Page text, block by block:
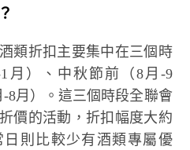
類折扣主要集中在三個時
月）、中秋節前（8月-9
8月）。這三個時段全聯會
價的活動，折扣幅度大約
日則比較少有酒類專屬優